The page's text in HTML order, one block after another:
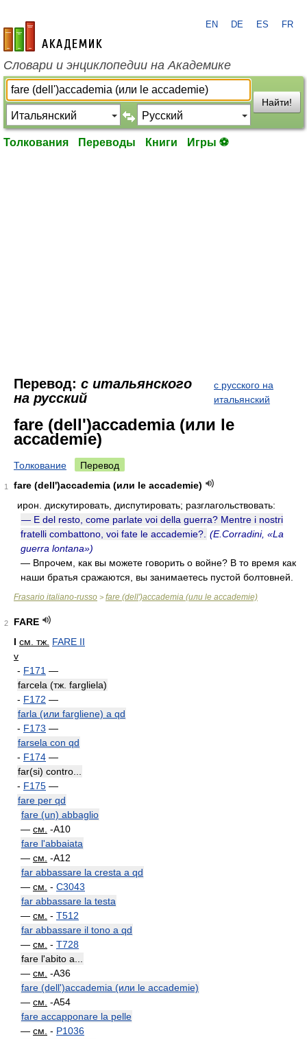
academic.ru
EN DE ES FR
Словари и энциклопедии на Академике
Найти!
Толкования Переводы Книги Игры ⚽
Перевод: с итальянского
на русский
с русского на
итальянский
fare (dell')accademia (или le
accademie)
Толкование Перевод
1
fare (dell')accademia (или le accademie)
ирон. дискутировать, диспутировать; разглагольствовать:
— E del resto, come parlate voi della guerra? Mentre i nostri
fratelli combattono, voi fate le accademie?. (E.Corradini, «La
guerra lontana»)
— Впрочем, как вы можете говорить о войне? В то время как
наши братья сражаются, вы занимаетесь пустой болтовней.
Frasario italiano-russo > fare (dell')accademia (или le accademie)
2
FARE
I см. тж. FARE II
v
- F171 —
farcela (тж. fargliela)
- F172 —
farla (или fargliene) a qd
- F173 —
farsela con qd
- F174 —
far(si) contro...
- F175 —
fare per qd
fare (un) abbaglio
— см. -A10
fare l'abbaiata
— см. -A12
far abbassare la cresta a qd
— см. - C3043
far abbassare la testa
— см. - T512
far abbassare il tono a qd
— см. - T728
fare l'abito a...
— см. -A36
fare (dell')accademia (или le accademie)
— см. -A54
fare accapponare la pelle
— см. - P1036